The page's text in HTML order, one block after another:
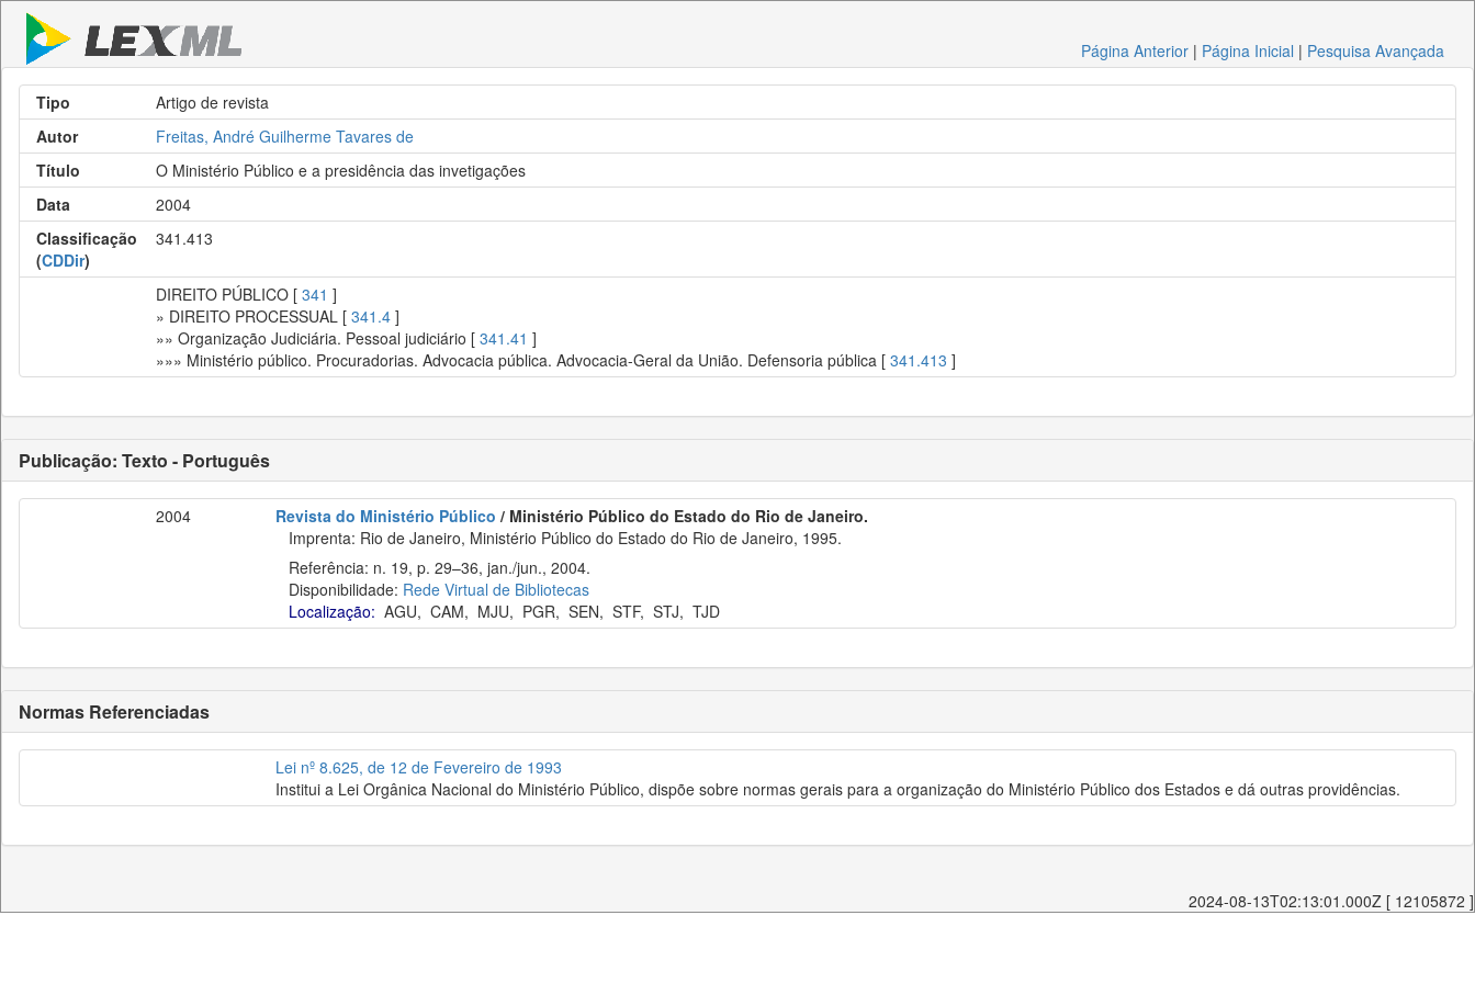
Página Anterior | Página Inicial | Pesquisa Avançada
Tipo
Artigo de revista
Autor
Freitas, André Guilherme Tavares de
Título
O Ministério Público e a presidência das invetigações
Data
2004
Classificação
(CDDir)
341.413
DIREITO PÚBLICO [ 341 ]
» DIREITO PROCESSUAL [ 341.4 ]
»» Organização Judiciária. Pessoal judiciário [ 341.41 ]
»»» Ministério público. Procuradorias. Advocacia pública. Advocacia-Geral da União. Defensoria pública [ 341.413 ]
Publicação: Texto - Português
2004 Revista do Ministério Público / Ministério Público do Estado do Rio de Janeiro.
Imprenta: Rio de Janeiro, Ministério Público do Estado do Rio de Janeiro, 1995.
Referência: n. 19, p. 29–36, jan./jun., 2004.
Disponibilidade: Rede Virtual de Bibliotecas
Localização: AGU, CAM, MJU, PGR, SEN, STF, STJ, TJD
Normas Referenciadas
Lei nº 8.625, de 12 de Fevereiro de 1993
Institui a Lei Orgânica Nacional do Ministério Público, dispõe sobre normas gerais para a organização do Ministério Público dos Estados e dá outras providências.
2024-08-13T02:13:01.000Z [ 12105872 ]